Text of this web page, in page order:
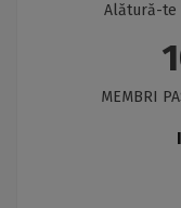
Alătură-te
MEMBRI